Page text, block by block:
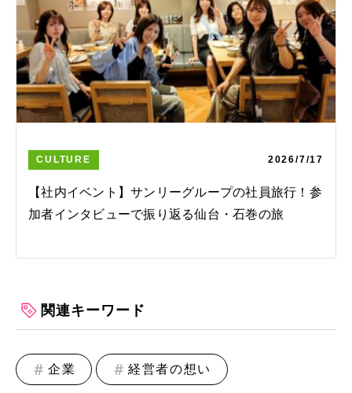
CULTURE 2026/7/17
【社内イベント】サンリーグループの社員旅行！参
加者インタビューで振り返る仙台・石巻の旅
関連キーワード
企業 経営者の想い